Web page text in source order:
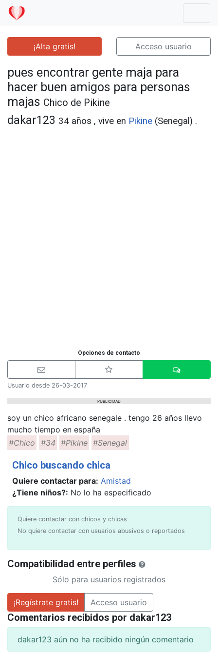
¡Alta gratis! Acceso usuario
pues encontrar gente maja para
hacer buen amigos para personas
majas Chico de Pikine
dakar123 34 años , vive en Pikine (Senegal) .
Opciones de contacto
Usuario desde 26-03-2017
PUBLICIDAD
soy un chico africano senegale . tengo 26 años llevo
mucho tiempo en españa
#Chico
#34 #Pikine #Senegal
Chico buscando chica
Quiere contactar para: Amistad
¿Tiene niños?: No lo ha especificado
Quiere contactar con chicos y chicas
No quiere contactar con usuarios abusivos o reportados
Compatibilidad entre perfiles
Sólo para usuarios registrados
¡Regístrate gratis! Acceso usuario
Comentarios recibidos por dakar123
dakar123 aún no ha recibido ningún comentario